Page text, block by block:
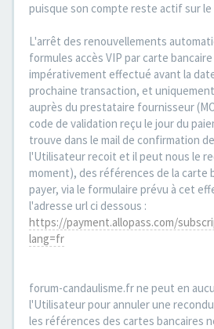
puisque son compte reste actif sur le
L'arrêt des renouvellements
formules accès VIP par carte
impérativement effectué avant la
prochaine transaction, et
auprès du prestataire fournisseur
code de validation reçu le jour du
trouve dans le mail de confirmation
l'Utilisateur recoit et il peut nous le
moment), des références de la carte
payer, via le formulaire prévu à cet
l'adresse url ci dessous :
https://payment.allopass.com/
lang=fr
forum-candaulisme.fr ne peut en
l'Utilisateur pour annuler une
les références des cartes bancaires